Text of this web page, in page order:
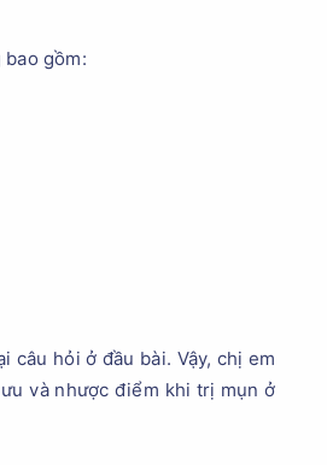
gồm:
câu hỏi ở đầu bài. Vậy, chị em
và nhược điểm khi trị mụn ở